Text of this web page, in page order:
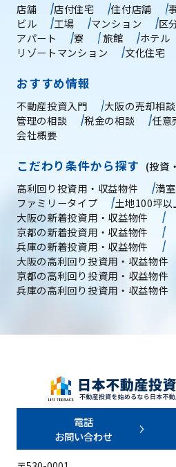
店舗
店付住宅 住付店舗
ビル
工場 マンション 区
アパート
寮 旅館 ホテル
リゾートマンション
文化住宅
おすすめ情報
不動産投資入門 大阪の売却相談
管理の相談
税金の相談
任意
会社概要
こだわり条件から探す (投資
高利回り投資用・収益物件
満
ファミリータイプ
土地100坪以
大阪の新着投資用・収益物件
京都の新着投資用・収益物件
兵庫の新着投資用・収益物件
大阪の高利回り投資用・収益物件
京都の高利回り投資用・収益物件
兵庫の高利回り投資用・収益物件
電話
お問い合わせ